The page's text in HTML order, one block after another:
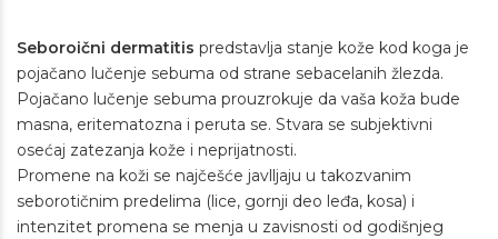
Seboroični dermatitis predstavlja stanje kože kod koga je
pojačano lučenje sebuma od strane sebacelanih žlezda.
Pojačano lučenje sebuma prouzrokuje da vaša koža bude
masna, eritematozna i peruta se. Stvara se subjektivni
osećaj zatezanja kože i neprijatnosti.
Promene na koži se najčešće javlljaju u takozvanim
seborotičnim predelima (lice, gornji deo leđa, kosa) i
intenzitet promena se menja u zavisnosti od godišnjeg